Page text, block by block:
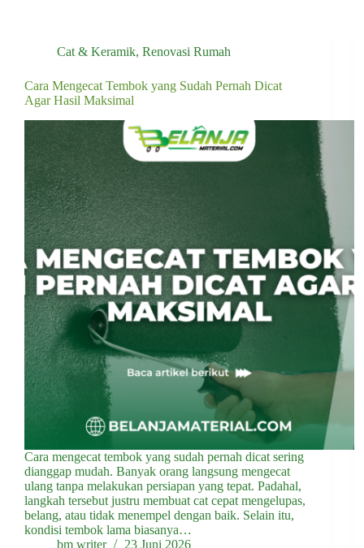
Cat & Keramik, Renovasi Rumah
Cara Mengecat Tembok yang Sudah Pernah Dicat
Agar Hasil Maksimal
Cara mengecat tembok yang sudah pernah dicat sering
dianggap mudah. Banyak orang langsung mengecat
ulang tanpa melakukan persiapan yang tepat. Padahal,
langkah tersebut justru membuat cat cepat mengelupas,
belang, atau tidak menempel dengan baik. Selain itu,
kondisi tembok lama biasanya…
bm writer
23 Juni 2026